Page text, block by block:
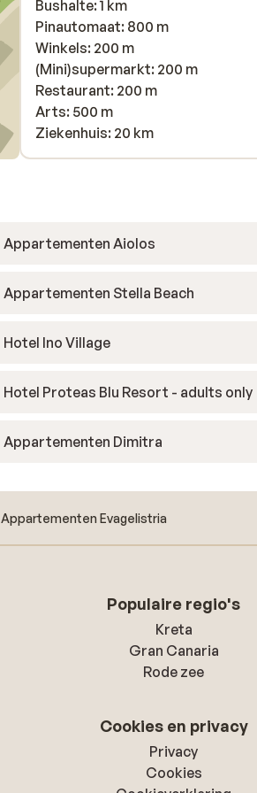
Bushalte: 1 km
Pinautomaat: 800 m
Winkels: 200 m
(Mini)supermarkt: 200 m
Restaurant: 200 m
Arts: 500 m
Ziekenhuis: 20 km
Appartementen Aiolos
Appartementen Stella Beach
Hotel Ino Village
Hotel Proteas Blu Resort - adults only
Appartementen Dimitra
Appartementen Evagelistria
Populaire regio's
Kreta
Gran Canaria
Rode zee
Cookies en privacy
Privacy
Cookies